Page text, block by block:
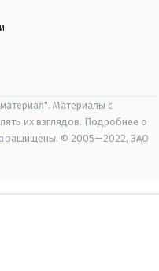
Материалы с
их взглядов. Подробнее о
защищены. © 2005—2022, ЗАО